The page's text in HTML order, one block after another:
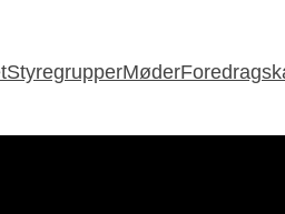
StyregrupperMøder